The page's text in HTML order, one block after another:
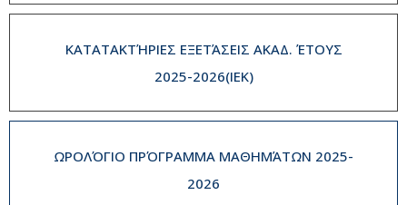
ΚΑΤΑΤΑΚΤΉΡΙΕΣ ΕΞΕΤΆΣΕΙΣ ΑΚΑΔ. ΈΤΟΥΣ
2025-2026(IEK)
ΩΡΟΛΌΓΙΟ ΠΡΌΓΡΑΜΜΑ ΜΑΘΗΜΆΤΩΝ 2025-
2026